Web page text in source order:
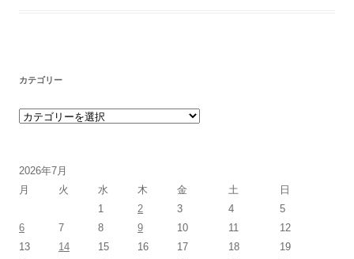
カテゴリー
カテゴリー
2026年7月
月
火 水 木 金 土 日
1 2 3 4
5
6
7 8 9 10 11
12
13
14 15 16 17 18
19